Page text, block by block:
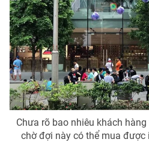
Chưa rõ bao nhiêu khách
chờ đợi này có thể mua được